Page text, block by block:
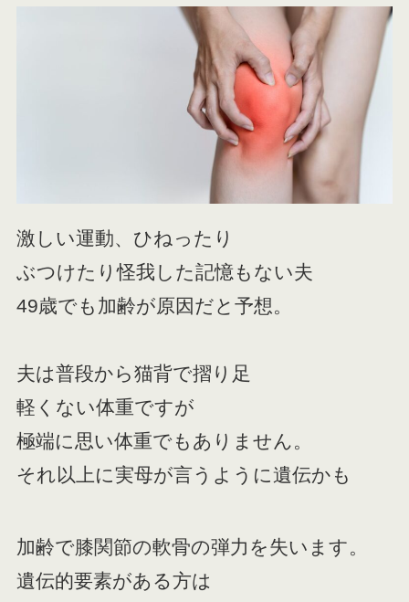
激しい運動、ひねったり
ぶつけたり怪我した記憶もない夫
49歳でも加齢が原因だと予想。
夫は普段から猫背で摺り足
軽くない体重ですが
極端に思い体重でもありません。
それ以上に実母が言うように遺伝かも
加齢で膝関節の軟骨の弾力を失います。
遺伝的要素がある方は